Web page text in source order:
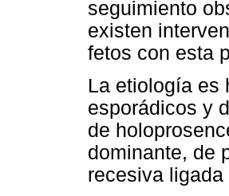
seguimiento
existen
fetos con esta
La etiología es
esporádicos y
de
dominante, de
recesiva